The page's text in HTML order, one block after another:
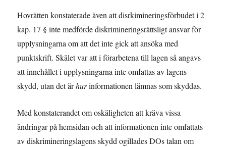
Hovrätten konstaterade även att disrkimineringsförbudet i 2
kap. 17 § inte medförde diskrimineringsrättsligt ansvar för
upplysningarna om att det inte gick att ansöka med
punktskrift. Skälet var att i förarbetena till lagen så angavs
att innehållet i upplysningarna inte omfattas av lagens
skydd, utan det ärhurinformationen lämnas som skyddas.
Med konstaterandet om oskäligheten att kräva vissa
ändringar på hemsidan och att informationen inte omfattats
av diskrimineringslagens skydd ogillades DOs talan om